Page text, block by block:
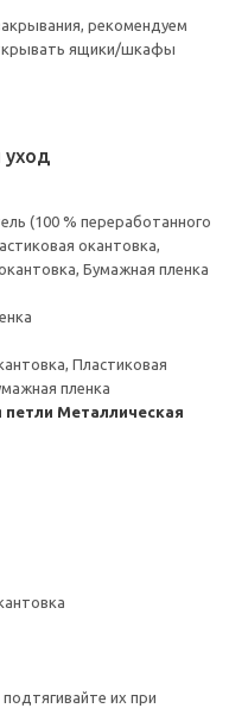
рекомендуем
ящики/шкафы
(100 % переработанного
окантовка,
Бумажная пленка
Пластиковая
пленка
Металлическая
их при